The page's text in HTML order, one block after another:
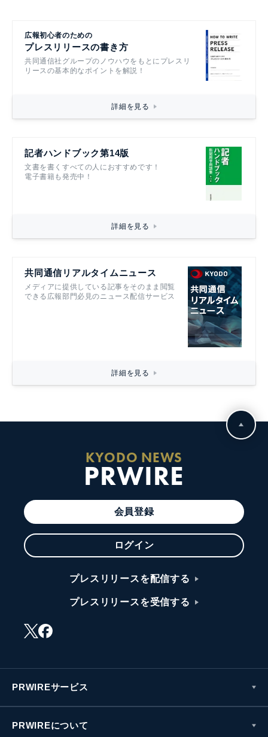
広報初心者のための
プレスリリースの書き方
共同通信社グループのノウハウをもとにプレスリ
リースの基本的なポイントを解説！
詳細を見る
記者ハンドブック第14版
文書を書くすべての人におすすめです！
電子書籍も発売中！
詳細を見る
共同通信リアルタイムニュース
メディアに提供している記事をそのまま閲覧
できる広報部門必見のニュース配信サービス
詳細を見る
KYODO NEWS
PRWIRE
会員登録
ログイン
プレスリリースを配信する
プレスリリースを受信する
PRWIREサービス
PRWIREについて